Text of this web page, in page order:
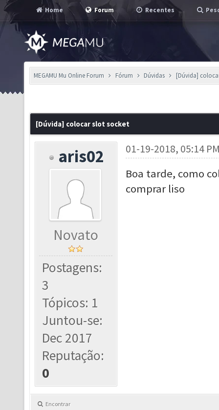
Home Forum Recentes
MEGAMU Mu Online Forum Fórum Dúvidas [Dúvida]
[Dúvida] colocar slot socket
aris02
Novato
Postagens:
3
Tópicos: 1
Juntou-se:
Dec 2017
Reputação:
0
01-19-2018, 05:14
Boa tarde, como
comprar liso
Encontrar